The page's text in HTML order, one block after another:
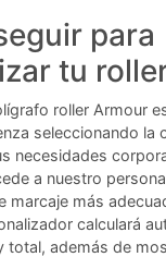
para
tu
roller Armour
seleccionando la
necesidades
a nuestro
marcaje más
calculará
total, además de